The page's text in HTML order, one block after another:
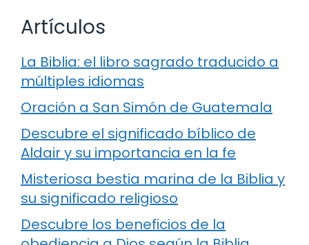
Artículos
La Biblia: el libro sagrado traducido a
múltiples idiomas
Oración a San Simón de Guatemala
Descubre el significado bíblico de
Aldair y su importancia en la fe
Misteriosa bestia marina de la Biblia y
su significado religioso
Descubre los beneficios de la